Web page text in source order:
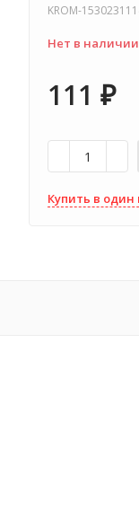
KROM-
Нет в наличии
111 ₽
Купить в один